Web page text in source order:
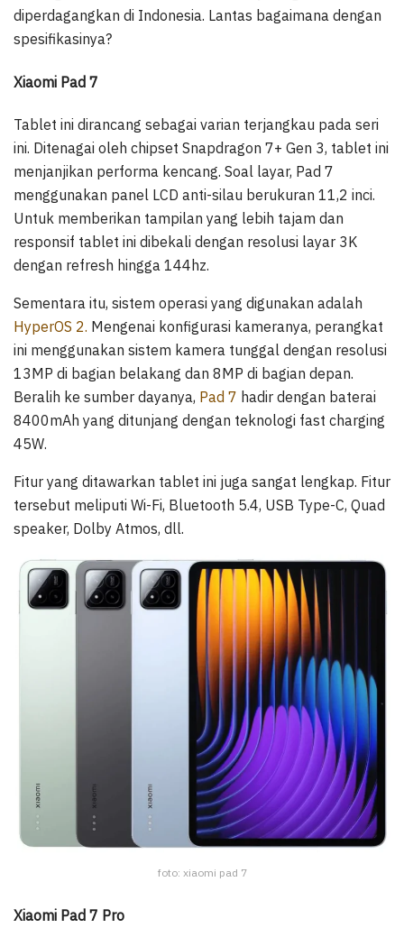
diperdagangkan di Indonesia. Lantas bagaimana dengan
spesifikasinya?
Xiaomi Pad 7
Tablet ini dirancang sebagai varian terjangkau pada seri
ini. Ditenagai oleh chipset Snapdragon 7+ Gen 3, tablet ini
menjanjikan performa kencang. Soal layar, Pad 7
menggunakan panel LCD anti-silau berukuran 11,2 inci.
Untuk memberikan tampilan yang lebih tajam dan
responsif tablet ini dibekali dengan resolusi layar 3K
dengan refresh hingga 144hz.
Sementara itu, sistem operasi yang digunakan adalah
HyperOS 2. Mengenai konfigurasi kameranya, perangkat
ini menggunakan sistem kamera tunggal dengan resolusi
13MP di bagian belakang dan 8MP di bagian depan.
Beralih ke sumber dayanya, Pad 7 hadir dengan baterai
8400mAh yang ditunjang dengan teknologi fast charging
45W.
Fitur yang ditawarkan tablet ini juga sangat lengkap. Fitur
tersebut meliputi Wi-Fi, Bluetooth 5.4, USB Type-C, Quad
speaker, Dolby Atmos, dll.
foto: xiaomi pad 7
Xiaomi Pad 7 Pro